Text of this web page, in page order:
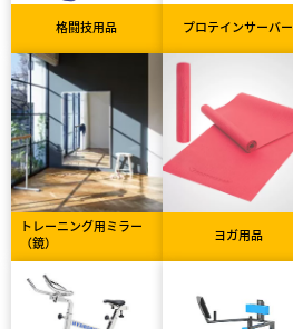
格闘技用品 プロテインサーバー
トレーニング用ミラー
（鏡）
ヨガ用品